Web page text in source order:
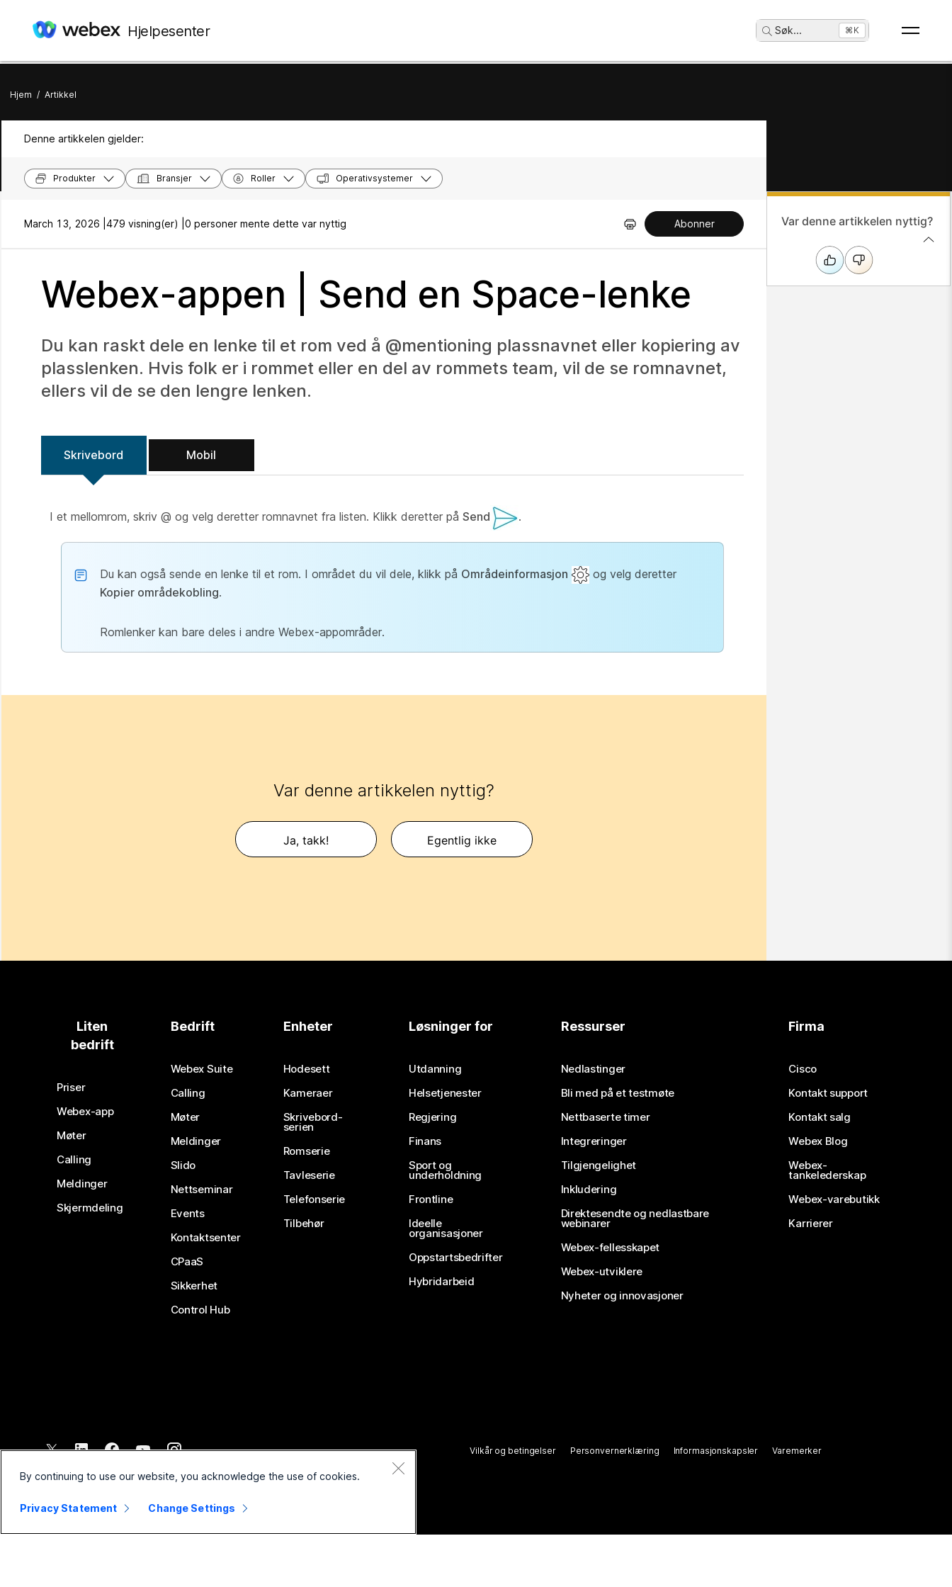
Hjelpesenter Søk... ⌘K
Hjem / Artikkel
Denne artikkelen gjelder:
Produkter Bransjer Roller Operativsystemer
March 13, 2026 | 479 visning(er) | 0 personer mente dette var nyttig Abonner
Webex-appen | Send en Space-lenke
Du kan raskt dele en lenke til et rom ved å @mentioning plassnavnet eller kopiering av
plasslenken. Hvis folk er i rommet eller en del av rommets team, vil de se romnavnet,
ellers vil de se den lengre lenken.
Skrivebord Mobil
I et mellomrom, skriv @ og velg deretter romnavnet fra listen. Klikk deretter på Send .
Du kan også sende en lenke til et rom. I området du vil dele, klikk på Områdeinformasjon
og velg deretter
Kopier områdekobling.
Romlenker kan bare deles i andre Webex-appområder.
Var denne artikkelen nyttig?
Ja, takk! Egentlig ikke
Var denne artikkelen nyttig?
Liten
bedrift
Priser
Webex-app
Møter
Calling
Meldinger
Skjermdeling
Bedrift
Webex Suite
Calling
Møter
Meldinger
Slido
Nettseminar
Events
Kontaktsenter
CPaaS
Sikkerhet
Control Hub
Enheter
Hodesett
Kameraer
Skrivebord-
serien
Romserie
Tavleserie
Telefonserie
Tilbehør
Løsninger for
Utdanning
Helsetjenester
Regjering
Finans
Sport og
underholdning
Frontline
Ideelle
organisasjoner
Oppstartsbedrifter
Hybridarbeid
Ressurser
Nedlastinger
Bli med på et testmøte
Nettbaserte timer
Integreringer
Tilgjengelighet
Inkludering
Direktesendte og nedlastbare
webinarer
Webex-fellesskapet
Webex-utviklere
Nyheter og innovasjoner
Firma
Cisco
Kontakt support
Kontakt salg
Webex Blog
Webex-
tankelederskap
Webex-varebutikk
Karrierer
2026 Cisco og/eller tilknyttede selskaper. Med enerett.
Vilkår og betingelser Personvernerklæring Informasjonskapsler Varemerker
By continuing to use our website, you acknowledge the use of cookies.
Privacy Statement Change Settings